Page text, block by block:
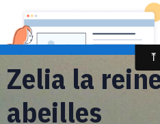
randonnée et
Zelia la
abeilles